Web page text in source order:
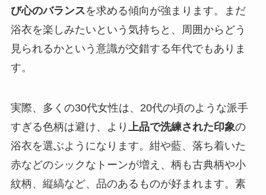
び心のバランスを求める傾向が強まります。まだ
浴衣を楽しみたいという気持ちと、周囲からどう
見られるかという意識が交錯する年代でもありま
す。
実際、多くの30代女性は、20代の頃のような派手
すぎる色柄は避け、より 上品で洗練された印象の
浴衣を選ぶようになります。紺や藍、落ち着いた
赤などのシックなトーンが増え、柄も古典柄や小
紋柄、縦縞など、品のあるものが好まれます。素